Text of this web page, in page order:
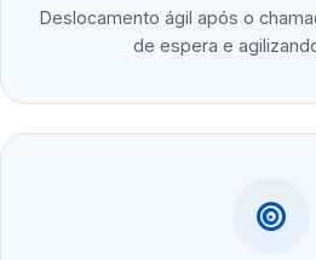
Deslocamento ágil após o
de espera e